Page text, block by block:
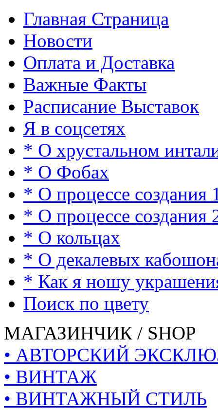
Главная Страница
Новости
Оплата и Доставка
Важные Факты
Расписание Выставок
Я в соцсетях
* О хрустальном
* О Фобах
* О процессе создания
* О процессе создания
* О кольцах
* О декалевых
* Как я ношу
Поиск по цвету
МАГАЗИНЧИК / SHOP
• АВТОРСКИЙ
• ВИНТАЖ
• ВИНТАЖНЫЙ СТИЛЬ